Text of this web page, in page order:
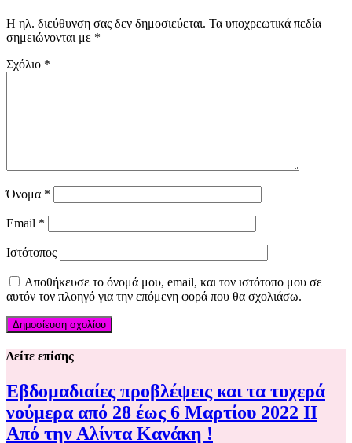
Η ηλ. διεύθυνση σας δεν δημοσιεύεται. Τα υποχρεωτικά πεδία
σημειώνονται με *
Σχόλιο *
Όνομα *
Email *
Ιστότοπος
Αποθήκευσε το όνομά μου, email, και τον ιστότοπο μου σε
αυτόν τον πλοηγό για την επόμενη φορά που θα σχολιάσω.
Δείτε επίσης
Εβδομαδιαίες προβλέψεις και τα τυχερά
νούμερα από 28 έως 6 Μαρτίου 2022 ΙΙ
Από την Αλίντα Κανάκη !